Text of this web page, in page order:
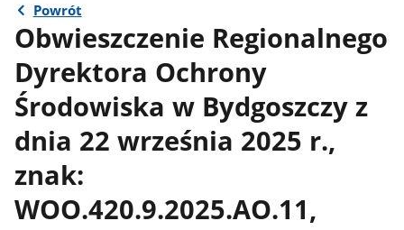
Powrót
Obwieszczenie Regionalnego
Dyrektora Ochrony
Środowiska w Bydgoszczy z
dnia 22 września 2025 r.,
znak:
WOO.420.9.2025.AO.11,